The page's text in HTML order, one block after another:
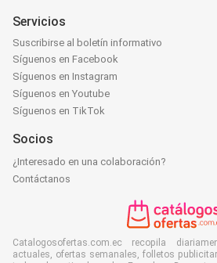
Servicios
Suscribirse al boletín informativo
Síguenos en Facebook
Síguenos en Instagram
Síguenos en Youtube
Síguenos en TikTok
Socios
¿Interesado en una colaboración?
Contáctanos
Catalogosofertas.com.ec recopila
actuales, ofertas semanales, folletos